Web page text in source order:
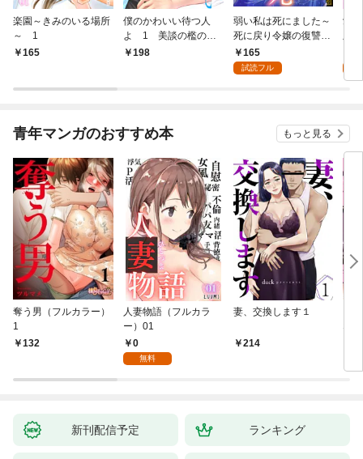
楽園～きみのいる場所
～ 1
165
僕のかわいい待つ人
よ 1 美談の檻のな
か198
弱い私は死にました～
死に戻り令嬢の復讐
～ 1
165
試読フル
愛
青年マンガのおすすめ本 もっと見る
奪う男（フルカラー）
1
132
人妻物語（フルカラ
ー）01
0
無料
妻、交換します１
214
な
新刊配信予定 ランキング